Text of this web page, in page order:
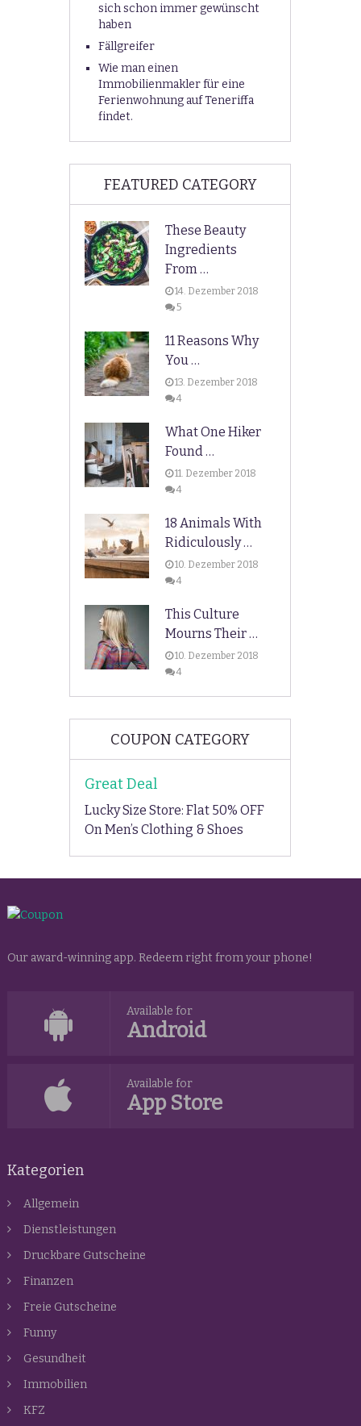
sich schon immer gewünscht
haben
Fällgreifer
Wie man einen
Immobilienmakler für eine
Ferienwohnung auf Teneriffa
findet.
FEATURED CATEGORY
These Beauty
Ingredients
From …
14. Dezember 2018
5
11 Reasons Why
You …
13. Dezember 2018
4
What One Hiker
Found …
11. Dezember 2018
4
18 Animals With
Ridiculously …
10. Dezember 2018
4
This Culture
Mourns Their …
10. Dezember 2018
4
COUPON CATEGORY
Great Deal
Lucky Size Store: Flat 50% OFF
On Men’s Clothing & Shoes
Our award-winning app. Redeem right from your phone!
Available for
Android
Available for
App Store
Kategorien
Allgemein
Dienstleistungen
Druckbare Gutscheine
Finanzen
Freie Gutscheine
Funny
Gesundheit
Immobilien
KFZ